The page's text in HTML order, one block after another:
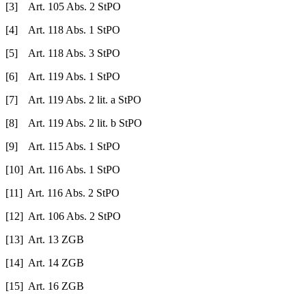
[3] Art. 105 Abs. 2 StPO
[4] Art. 118 Abs. 1 StPO
[5] Art. 118 Abs. 3 StPO
[6] Art. 119 Abs. 1 StPO
[7] Art. 119 Abs. 2 lit. a StPO
[8] Art. 119 Abs. 2 lit. b StPO
[9] Art. 115 Abs. 1 StPO
[10] Art. 116 Abs. 1 StPO
[11] Art. 116 Abs. 2 StPO
[12] Art. 106 Abs. 2 StPO
[13] Art. 13 ZGB
[14] Art. 14 ZGB
[15] Art. 16 ZGB